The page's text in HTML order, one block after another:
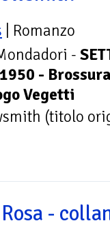
| Romanzo
-
-
Vegetti
(titolo
-